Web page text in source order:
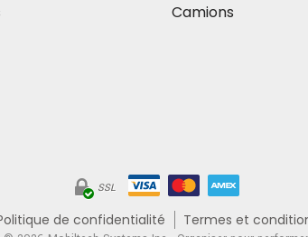
Camions
SSL
de confidentialité Termes et